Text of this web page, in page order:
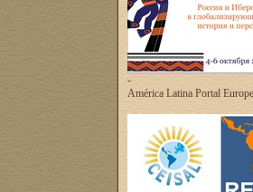
-
América Latina Portal